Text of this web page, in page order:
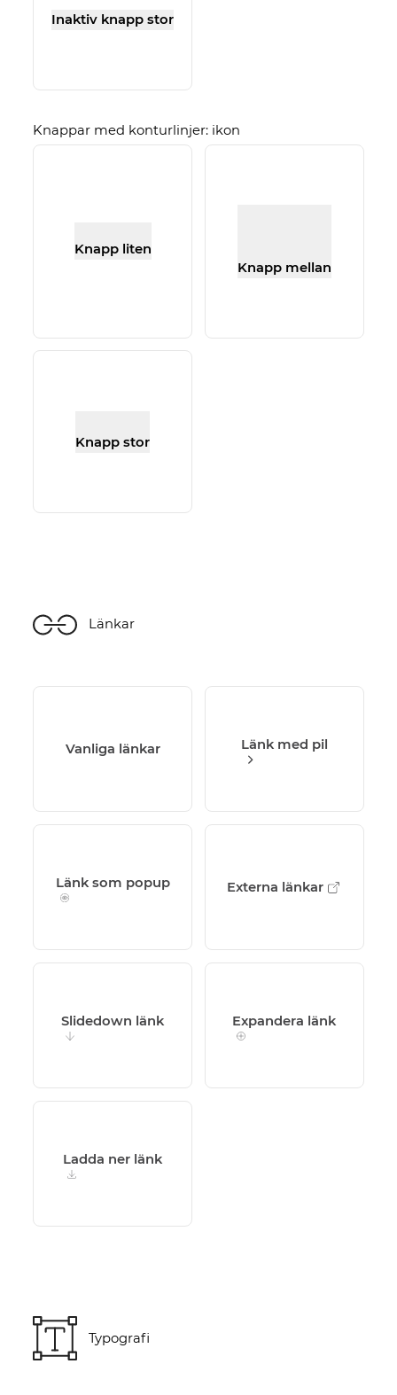
Inaktiv knapp stor
Knappar med konturlinjer: ikon
Knapp liten
Knapp mellan
Knapp stor
Länkar
Vanliga länkar Länk med pil
Länk som popup Externa länkar
Slidedown länk Expandera länk
Ladda ner länk
Typografi